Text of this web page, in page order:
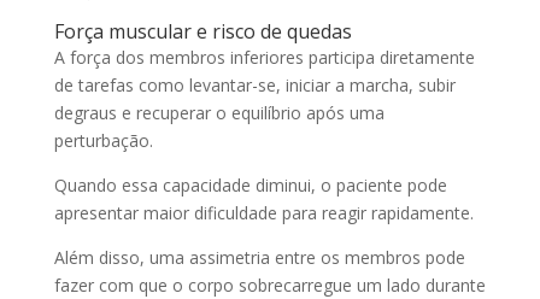
Força muscular e risco de quedas
A força dos membros inferiores participa diretamente
de tarefas como levantar-se, iniciar a marcha, subir
degraus e recuperar o equilíbrio após uma
perturbação.
Quando essa capacidade diminui, o paciente pode
apresentar maior dificuldade para reagir rapidamente.
Além disso, uma assimetria entre os membros pode
fazer com que o corpo sobrecarregue um lado durante